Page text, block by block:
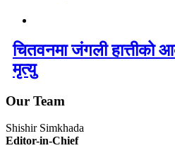
चितवनमा जंगली हात्तीको
मृत्यु
Our Team
Shishir Simkhada
Editor-in-Chief